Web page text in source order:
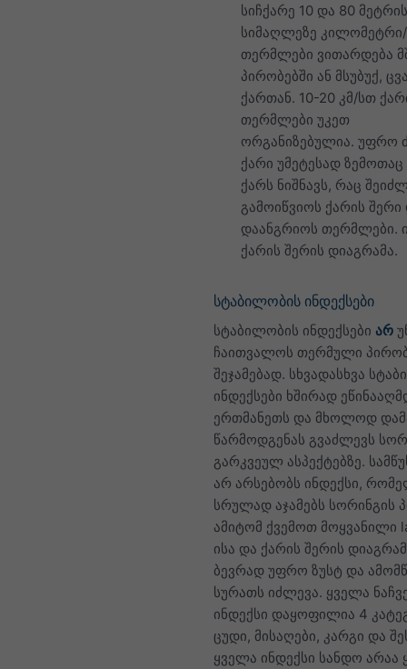
სიჩქარე 10 და 80 მეტრის
სიმაღლეზე კილომეტრი/
თერმლები ვითარდება
პირობებში ან მსუბუქ,
ქართან. 10-20 კმ/სთ
თერმლები უკეთ
ორგანიზებულია. უფრო
ქარი უმეტესად ზემოთაც
ქარს ნიშნავს, რაც
გამოიწვიოს ქარის შერი
დაანგრიოს თერმლები.
ქარის შერის დიაგრამა.
სტაბილობის ინდექსები
სტაბილობის ინდექსები არ
ჩაითვალოს თერმული
შეჯამებად. სხვადასხვა
ინდექსები ხშირად
ერთმანეთს და მხოლოდ
წარმოდგენას გვაძლევს
გარკვეულ ასპექტებზე.
არ არსებობს ინდექსი,
სრულად აჯამებს სორინგის
ამიტომ ქვემოთ მოყვანილი
ისა და ქარის შერის
ბევრად უფრო ზუსტ და
სურათს იძლევა. ყველა
ინდექსი დაყოფილია 4
ცუდი, მისაღები, კარგი და
ყველა ინდექსი სანდო არაა